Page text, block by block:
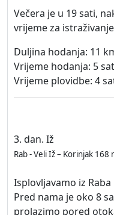
Večera je u 19 sati,
vrijeme za
Duljina hodanja: 11
Vrijeme hodanja: 5
Vrijeme plovidbe: 4
3. dan. Iž
Rab - Veli Iž – Korinjak 168
Isplovljavamo iz
Pred nama je oko 8
prolazimo pored